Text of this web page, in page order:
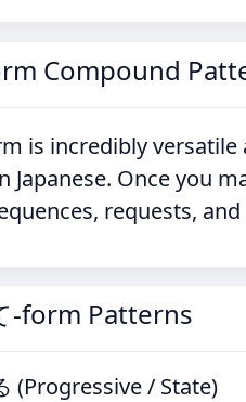
Compound
is incredibly
Japanese. Once you
requests,
-form Patterns
(Progressive / State)